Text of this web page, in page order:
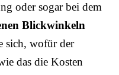
oder sogar bei dem
Blickwinkeln
sich, wofür der
das die Kosten